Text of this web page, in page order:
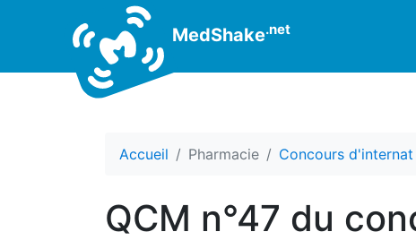
MedShake.net
Accueil Pharmacie Concours d'internat
QCM n°47 du